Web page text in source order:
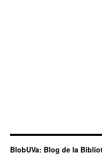
BlobUVa: Blog de la